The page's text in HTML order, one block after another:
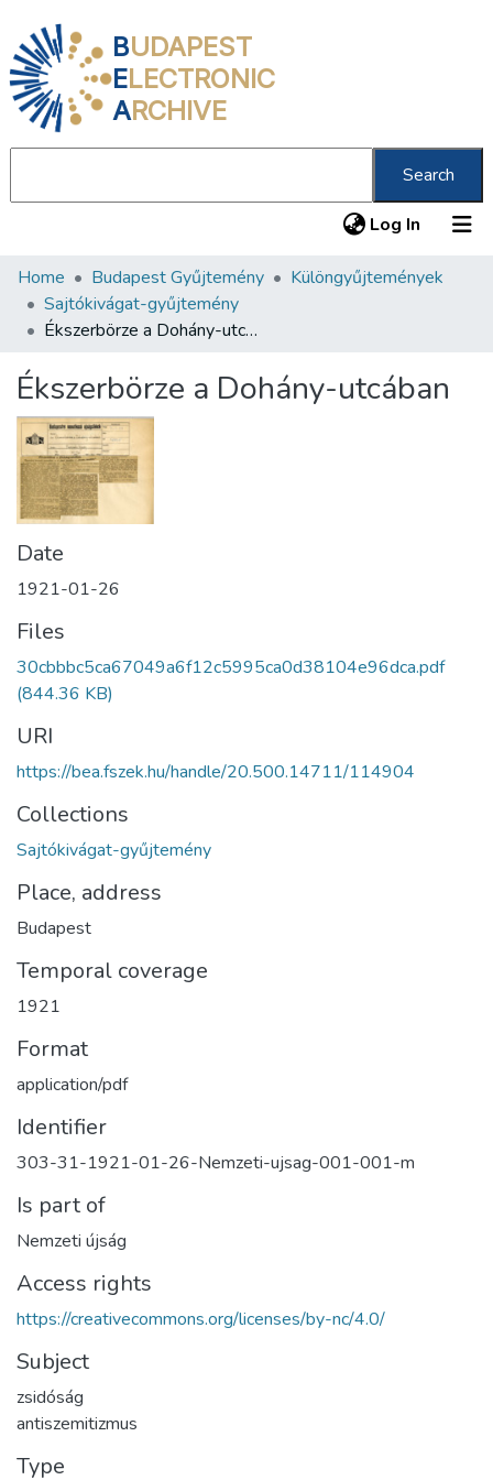
BUDAPEST
ELECTRONIC
ARCHIVE
Search
Log In (current)
Communities & Collections
All of DSpace
Statistics
About us
Home Budapest Gyűjtemény
Különgyűjtemények
Sajtókivágat-gyűjtemény
Ékszerbörze a Dohány-utcában
Ékszerbörze a Dohány-utcában
Date
1921-01-26
Files
30cbbbc5ca67049a6f12c5995ca0d38104e96dca.pdf
(844.36 KB)
URI
https://bea.fszek.hu/handle/20.500.14711/114904
Collections
Sajtókivágat-gyűjtemény
Place, address
Budapest
Temporal coverage
1921
Format
application/pdf
Identifier
303-31-1921-01-26-Nemzeti-ujsag-001-001-m
Is part of
Nemzeti újság
Access rights
https://creativecommons.org/licenses/by-nc/4.0/
Subject
zsidóság
antiszemitizmus
Type